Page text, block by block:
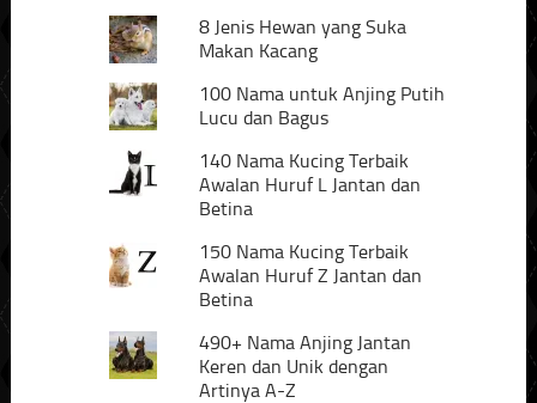
8 Jenis Hewan yang Suka
Makan Kacang
100 Nama untuk Anjing Putih
Lucu dan Bagus
140 Nama Kucing Terbaik
Awalan Huruf L Jantan dan
Betina
150 Nama Kucing Terbaik
Awalan Huruf Z Jantan dan
Betina
490+ Nama Anjing Jantan
Keren dan Unik dengan
Artinya A-Z